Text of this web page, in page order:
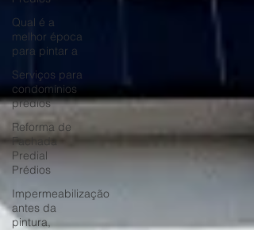
Qual é a
melhor época
para pintar a
Serviços para
condomínios
prédios
Reforma de
Fachada
Predial
Prédios
Impermeabilização
antes da
pintura,